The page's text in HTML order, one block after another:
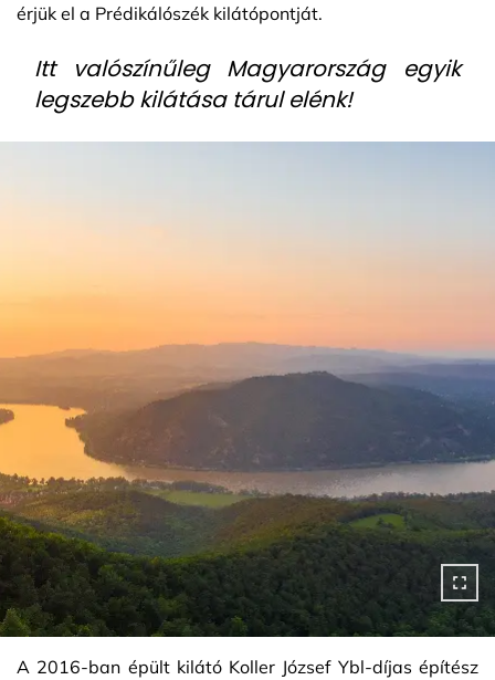
érjük el a Prédikálószék kilátópontját.
Itt valószínűleg Magyarország egyik
legszebb kilátása tárul elénk!
A 2016-ban épült kilátó Koller József Ybl-díjas építész